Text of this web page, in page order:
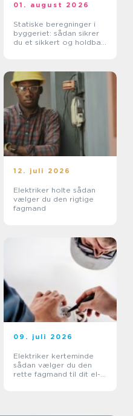
01. august 2026
Statiske beregninger i
byggeriet: sådan sikrer
du et sikkert og holdbart
12. juli 2026
Elektriker holte sådan
vælger du den rigtige
fagmand
09. juli 2026
Elektriker kerteminde
sådan vælger du den
rette fagmand til dit el-